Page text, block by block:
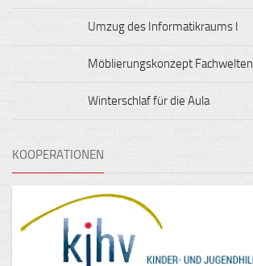
Umzug des Informatikraums I
Möblierungskonzept Fachwelten
Winterschlaf für die Aula
KOOPERATIONEN